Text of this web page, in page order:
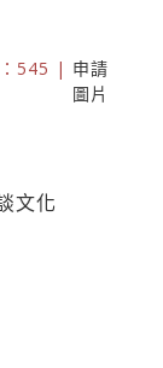
545 | 申請
圖片
文化